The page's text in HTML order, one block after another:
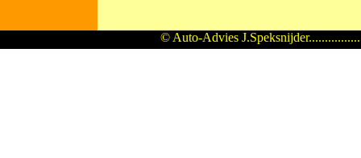
© Auto-Advies